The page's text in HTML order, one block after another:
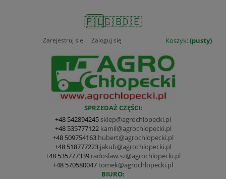
🇵🇱🇬🇧🇩🇪
Koszyk:(pusty)
Zarejestruj się Zaloguj się
SPRZEDAŻ CZĘŚCI:
+48 542894245 sklep@agrochlopecki.pl
+48 535777122 kamil@agrochlopecki.pl
+48 509754163 hubert@agrochlopecki.pl
+48 518777223 jakub@agrochlopecki.pl
+48 535777339 radoslaw.sz@agrochlopecki.pl
+48 570580047tomek@agrochlopecki.pl
BIURO: